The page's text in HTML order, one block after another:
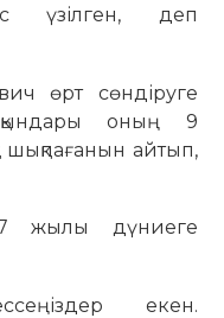
үзілген, деп
өрт сөндіруге
оның 9
шықпағанын айтып,
жылы дүниеге
екен.